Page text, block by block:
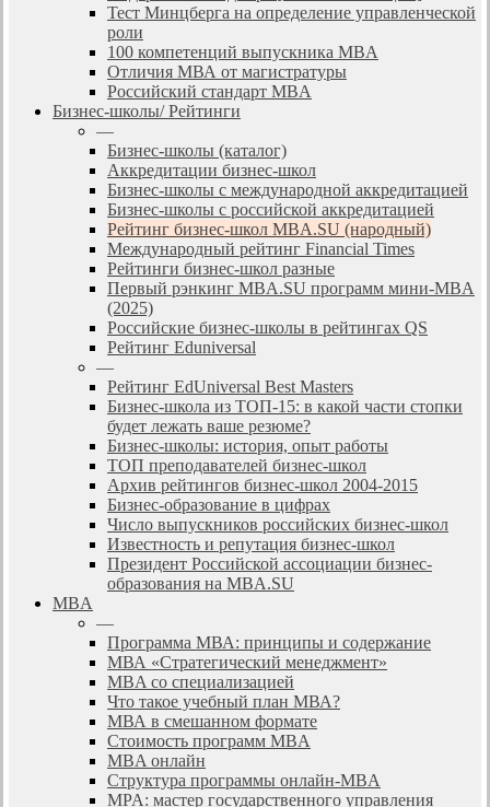
Тест Минцберга на определение управленческой
роли
100 компетенций выпускника MBA
Отличия МВА от магистратуры
Российский стандарт MBA
Бизнес-школы/ Рейтинги
—
Бизнес-школы (каталог)
Аккредитации бизнес-школ
Бизнес-школы с международной аккредитацией
Бизнес-школы с российской аккредитацией
Рейтинг бизнес-школ MBA.SU (народный)
Международный рейтинг Financial Times
Рейтинги бизнес-школ разные
Первый рэнкинг MBA.SU программ мини-MBA
(2025)
Российские бизнес-школы в рейтингах QS
Рейтинг Eduniversal
—
Рейтинг EdUniversal Best Masters
Бизнес-школа из ТОП-15: в какой части стопки
будет лежать ваше резюме?
Бизнес-школы: история, опыт работы
ТОП преподавателей бизнес-школ
Архив рейтингов бизнес-школ 2004-2015
Бизнес-образование в цифрах
Число выпускников российских бизнес-школ
Известность и репутация бизнес-школ
Президент Российской ассоциации бизнес-
образования на MBA.SU
MBA
—
Программа МВА: принципы и содержание
МВА «Cтратегический менеджмент»
MBA со специализацией
Что такое учебный план МВА?
МВА в смешанном формате
Стоимость программ MBA
MBA онлайн
Cтруктура программы онлайн-MBA
MPA: мастер государственного управления